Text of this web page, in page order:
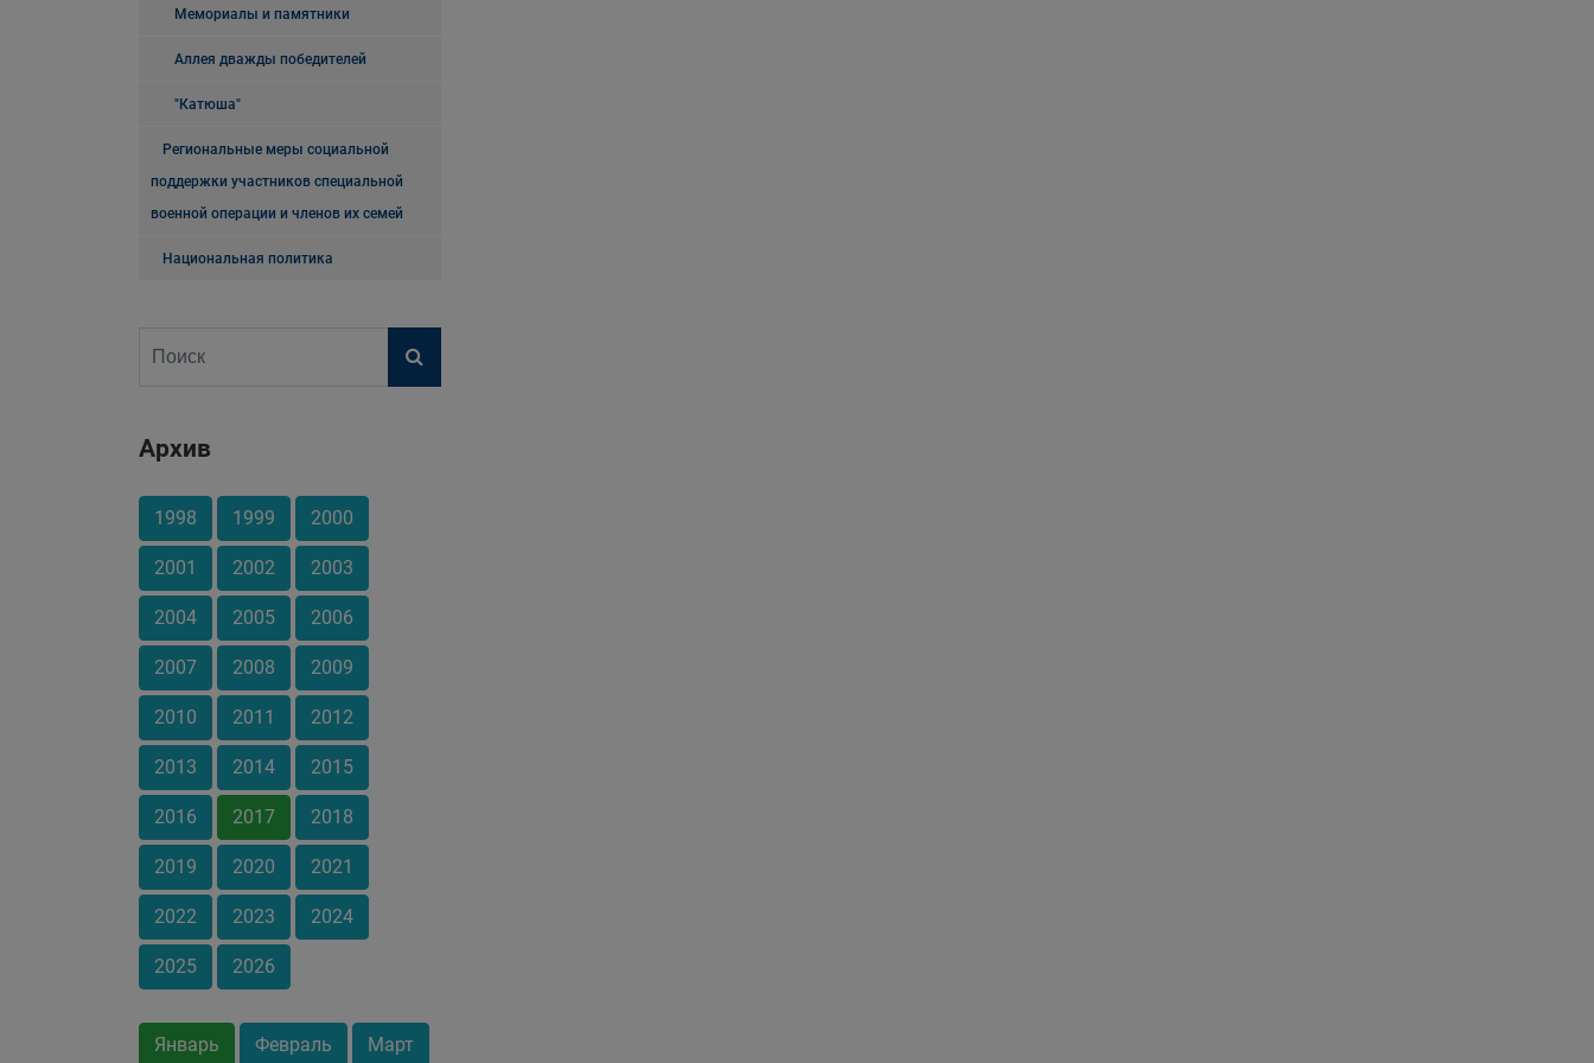
Мемориалы и памятники
Аллея дважды победителей
"Катюша"
Региональные меры социальной
поддержки участников специальной
военной операции и членов их семей
Национальная политика
Архив
1998 1999 2000
2001 2002 2003
2004 2005 2006
2007 2008 2009
2010 2011 2012
2013 2014 2015
2016 2017 2018
2019 2020 2021
2022 2023 2024
2025 2026
Январь Февраль Март